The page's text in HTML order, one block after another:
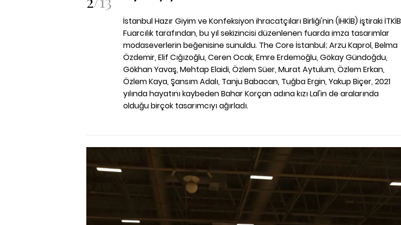
İstanbul Hazır Giyim ve Konfeksiyon ihracatçıları Birliği'nin (İHKİB) iştiraki İTKİB
Fuarcılık tarafından, bu yıl sekizincisi düzenlenen fuarda imza tasarımlar
modaseverlerin beğenisine sunuldu. The Core İstanbul; Arzu Kaprol, Belma
Özdemir, Elif Cığızoğlu, Ceren Ocak, Emre Erdemoğlu, Gökay Gündoğdu,
Gökhan Yavaş, Mehtap Elaidi, Özlem Süer, Murat Aytulum, Özlem Erkan,
Özlem Kaya, Şansım Adalı, Tanju Babacan, Tuğba Ergin, Yakup Biçer, 2021
yılında hayatını kaybeden Bahar Korçan adına kızı Lal'in de aralarında
olduğu birçok tasarımcıyı ağırladı.